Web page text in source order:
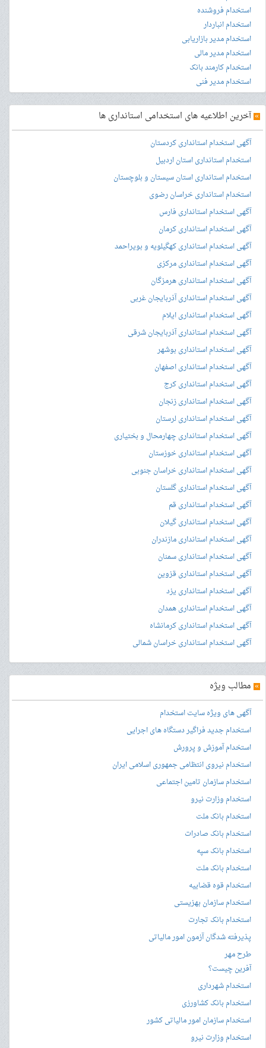
استخدام فروشنده
استخدام انباردار
استخدام مدیر بازاریابی
استخدام مدیر مالی
استخدام کارمند بانک
استخدام مدیر فنی
»آخرین اطلاعیه های استخدامی استانداری ها
آگهی استخدام استانداری کردستان
استخدام استانداری استان اردبیل
استخدام استانداری استان سیستان و بلوچستان
استخدام استانداری خراسان رضوی
آگهی استخدام استانداری فارس
آگهی استخدام استانداری کرمان
آگهی استخدام استانداری کهگیلویه و بویراحمد
آگهی استخدام استانداری مرکزی
آگهی استخدام استانداری هرمزگان
آگهی استخدام استانداری آذربایجان غربی
آگهی استخدام استانداری ایلام
آگهی استخدام استانداری آذربایجان شرقی
آگهی استخدام استانداری بوشهر
آگهی استخدام استانداری اصفهان
آگهی استخدام استانداری کرج
آگهی استخدام استانداری زنجان
آگهی استخدام استانداری لرستان
آگهی استخدام استانداری چهارمحال و بختیاری
آگهی استخدام استانداری خوزستان
آگهی استخدام استانداری خراسان جنوبی
آگهی استخدام استانداری گلستان
آگهی استخدام استانداری قم
آگهی استخدام استانداری گیلان
آگهی استخدام استانداری مازندران
آگهی استخدام استانداری سمنان
آگهی استخدام استانداری قزوین
آگهی استخدام استانداری یزد
آگهی استخدام استانداری همدان
آگهی استخدام استانداری کرمانشاه
آگهی استخدام استانداری خراسان شمالی
» مطالب ویژه
آگهی های ویژه سایت استخدام
استخدام جدید فراگیر دستگاه های اجرایی
استخدام آموزش و پرورش
استخدام نیروی انتظامی جمهوری اسلامی ایران
استخدام سازمان تامین اجتماعی
استخدام وزارت نیرو
استخدام بانک ملت
استخدام بانک صادرات
استخدام بانک سپه
استخدام بانک ملت
استخدام قوه قضاییه
استخدام سازمان بهزیستی
استخدام بانک تجارت
پذیرفته شدگان آزمون امور مالیاتی
طرح مهر
آفرین چیست؟
استخدام شهرداری
استخدام بانک کشاورزی
استخدام سازمان امور مالیاتی کشور
استخدام وزارت نیرو